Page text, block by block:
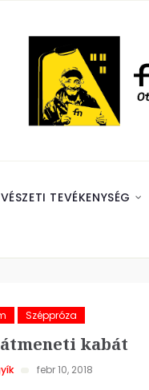
TEVÉKENYSÉG
Széppróza
kabát
febr 10, 2018